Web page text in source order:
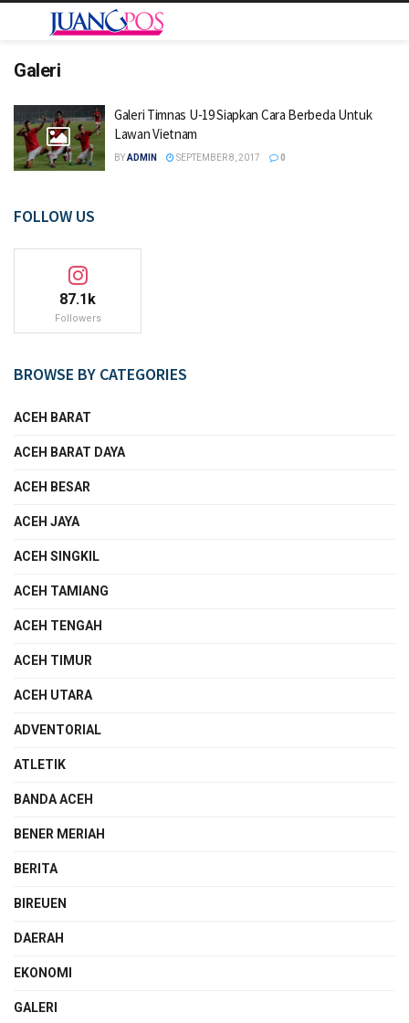
Galeri
Galeri Timnas U-19 Siapkan Cara Berbeda Untuk
Lawan Vietnam
BYADMIN SEPTEMBER 8, 2017 0
FOLLOW US
87.1k
Followers
BROWSE BY CATEGORIES
ACEH BARAT
ACEH BARAT DAYA
ACEH BESAR
ACEH JAYA
ACEH SINGKIL
ACEH TAMIANG
ACEH TENGAH
ACEH TIMUR
ACEH UTARA
ADVENTORIAL
ATLETIK
BANDA ACEH
BENER MERIAH
BERITA
BIREUEN
DAERAH
EKONOMI
GALERI